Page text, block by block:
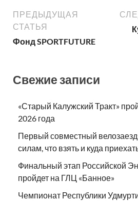
ПРЕДЫДУЩАЯ
СТАТЬЯ
Фонд SPORTFUTURE
Свежие записи
«Старый Калужский Тракт»
2026 года
Первый совместный
силам, что взять и куда
Финальный этап Российской
пройдет на ГЛЦ «Банное»
Чемпионат Республики